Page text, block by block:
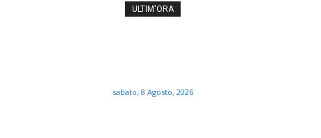
ULTIM'ORA
sabato, 8 Agosto, 2026